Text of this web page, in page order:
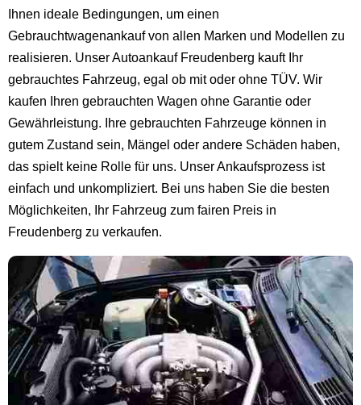
Ihnen ideale Bedingungen, um einen
Gebrauchtwagenankauf von allen Marken und Modellen zu
realisieren. Unser Autoankauf Freudenberg kauft Ihr
gebrauchtes Fahrzeug, egal ob mit oder ohne TÜV. Wir
kaufen Ihren gebrauchten Wagen ohne Garantie oder
Gewährleistung. Ihre gebrauchten Fahrzeuge können in
gutem Zustand sein, Mängel oder andere Schäden haben,
das spielt keine Rolle für uns. Unser Ankaufsprozess ist
einfach und unkompliziert. Bei uns haben Sie die besten
Möglichkeiten, Ihr Fahrzeug zum fairen Preis in
Freudenberg zu verkaufen.